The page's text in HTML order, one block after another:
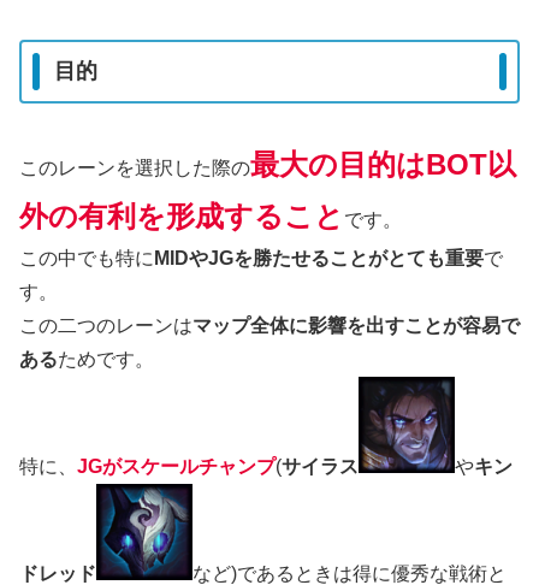
目的
このレーンを選択した際の最大の目的はBOT以
外の有利を形成すること です。
この中でも特に MIDやJGを勝たせることがとても重要で
す。
この二つのレーンはマップ全体に影響を出すことが容易で
あるためです。
特に、 JGがスケールチャンプ(サイラス やキン
ドレッド
など)であるときは得に優秀な戦術と